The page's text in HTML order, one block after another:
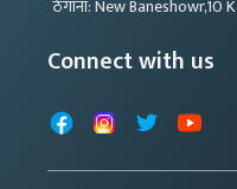
ठेगाना: New Baneshowr,10
Connect with us
FacebookInstagram
X YouTube